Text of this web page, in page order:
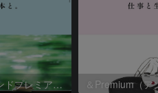
＆Premium（アンドプレミアム）2026年8月号